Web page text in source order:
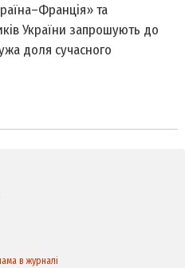
та
України запрошують до
доля сучасного
в журналі